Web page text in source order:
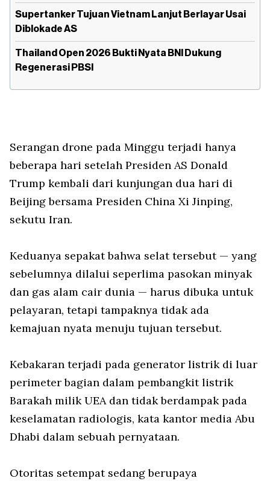
Supertanker Tujuan Vietnam Lanjut Berlayar Usai
Diblokade AS
Thailand Open 2026 Bukti Nyata BNI Dukung
Regenerasi PBSI
Serangan drone pada Minggu terjadi hanya
beberapa hari setelah Presiden AS Donald
Trump kembali dari kunjungan dua hari di
Beijing bersama Presiden China Xi Jinping,
sekutu Iran.
Keduanya sepakat bahwa selat tersebut — yang
sebelumnya dilalui seperlima pasokan minyak
dan gas alam cair dunia — harus dibuka untuk
pelayaran, tetapi tampaknya tidak ada
kemajuan nyata menuju tujuan tersebut.
Kebakaran terjadi pada generator listrik di luar
perimeter bagian dalam pembangkit listrik
Barakah milik UEA dan tidak berdampak pada
keselamatan radiologis, kata kantor media Abu
Dhabi dalam sebuah pernyataan.
Otoritas setempat sedang berupaya